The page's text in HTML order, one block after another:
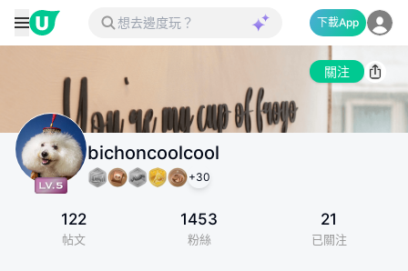
下載App
關注
bichoncoolcool
+30
122
帖文
1453
粉絲
21
已關注